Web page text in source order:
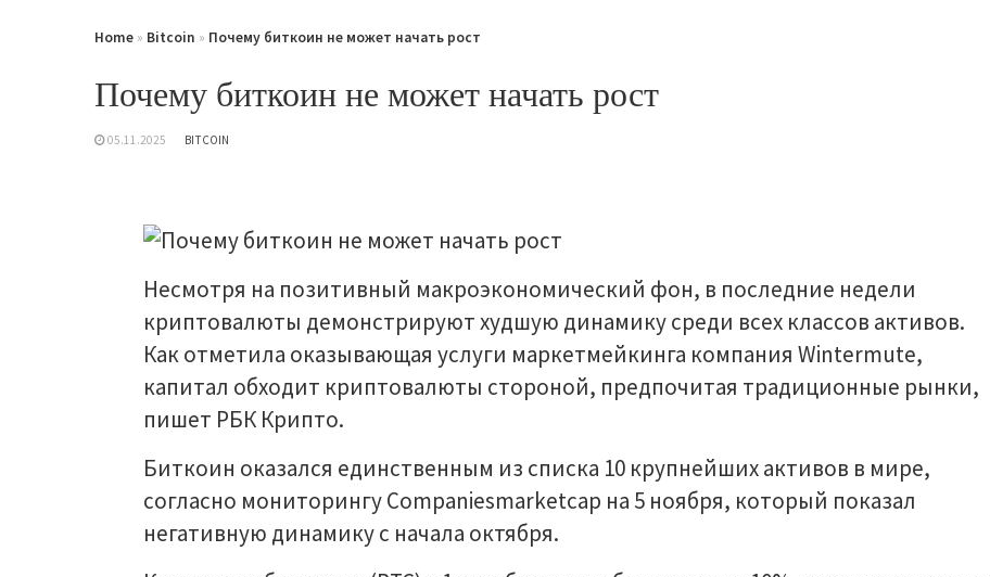
Home » Bitcoin » Почему биткоин не может начать рост
Почему биткоин не может начать рост
05.11.2025 BITCOIN
Несмотря на позитивный макроэкономический фон, в последние недели
криптовалюты демонстрируют худшую динамику среди всех классов активов.
Как отметила оказывающая услуги маркетмейкинга компания Wintermute,
капитал обходит криптовалюты стороной, предпочитая традиционные рынки,
пишет РБК Крипто.
Биткоин оказался единственным из списка 10 крупнейших активов в мире,
согласно мониторингу Companiesmarketcap на 5 ноября, который показал
негативную динамику с начала октября.